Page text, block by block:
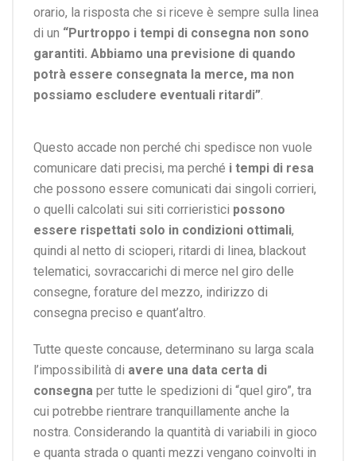
orario, la risposta che si riceve è sempre sulla linea
di un “Purtroppo i tempi di consegna non sono
garantiti. Abbiamo una previsione di quando
potrà essere consegnata la merce, ma non
possiamo escludere eventuali ritardi”.
Questo accade non perché chi spedisce non vuole
comunicare dati precisi, ma perché i tempi di resa
che possono essere comunicati dai singoli corrieri,
o quelli calcolati sui siti corrieristici possono
essere rispettati solo in condizioni ottimali,
quindi al netto di scioperi, ritardi di linea, blackout
telematici, sovraccarichi di merce nel giro delle
consegne, forature del mezzo, indirizzo di
consegna preciso e quant’altro.
Tutte queste concause, determinano su larga scala
l’impossibilità di avere una data certa di
consegna per tutte le spedizioni di “quel giro”, tra
cui potrebbe rientrare tranquillamente anche la
nostra. Considerando la quantità di variabili in gioco
e quanta strada o quanti mezzi vengano coinvolti in